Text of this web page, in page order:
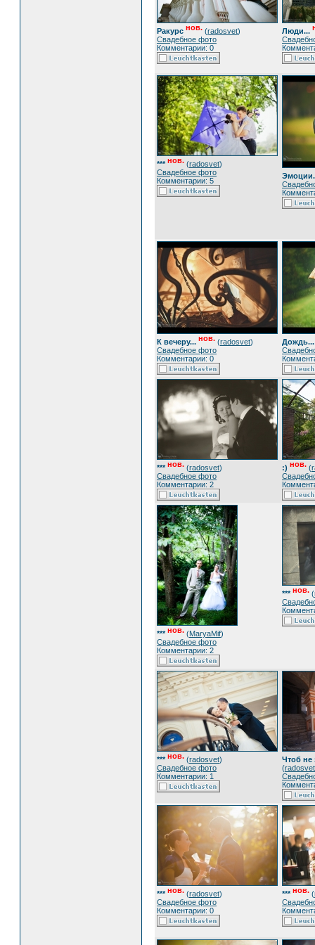
Ракурс нов. (radosvet)
Свадебное фото
Комментарии: 0
Люди...
*** нов. (radosvet)
Свадебное фото
Комментарии: 5
К вечеру... нов. (radosvet)
Свадебное фото
Комментарии: 0
Дождь...
*** нов. (radosvet)
Свадебное фото
Комментарии: 2
:) нов. (
*** нов. (MaryaMif)
Свадебное фото
Комментарии: 2
*** нов. (
*** нов. (radosvet)
Свадебное фото
Комментарии: 1
Чтоб не
(radosvet
*** нов. (radosvet)
Свадебное фото
Комментарии: 0
*** нов. (